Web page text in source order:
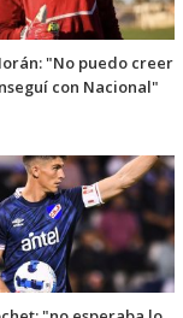
"No puedo creer
con Nacional"